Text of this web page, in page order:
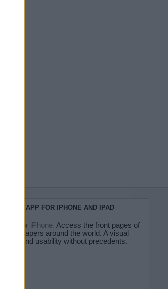
APP FOR IPHONE AND IPAD
for iPhone. Access the front pages of
newspapers around the world. A visual
and usability without precedents.